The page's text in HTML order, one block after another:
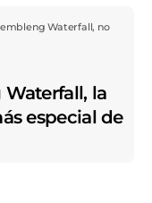
Waterfall, no
la
especial de